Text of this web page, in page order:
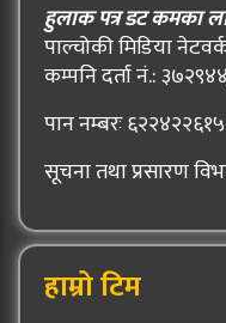
हुलाक पत्र डट कमका
पाल्चोकी मिडिया
कम्पनि दर्ता नं.:
पान नम्बरः ६२२४२२६१५
सूचना तथा प्रसारण
हाम्रो टिम